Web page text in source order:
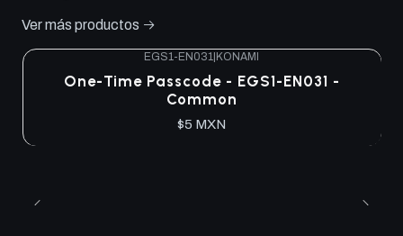
Ver más productos
EGS1-EN031 |KONAMI
One-Time Passcode - EGS1-EN031 -
Common
$5 MXN